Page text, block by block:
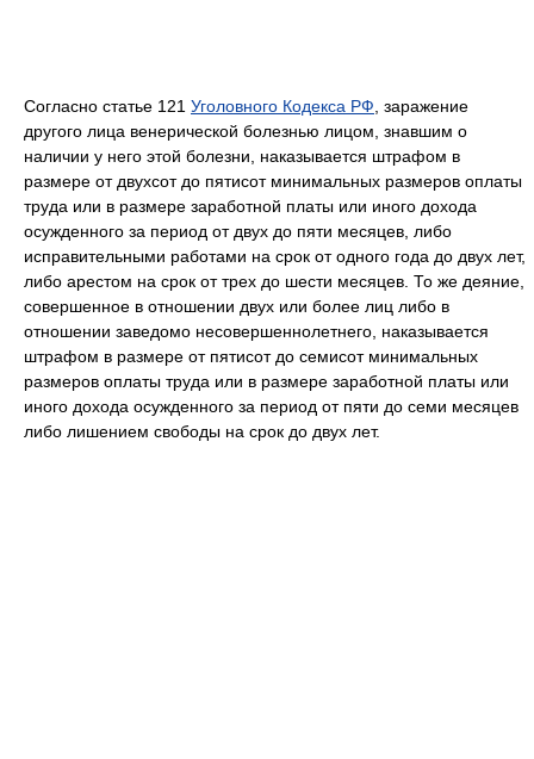
Согласно статье 121 Уголовного Кодекса РФ , заражение
другого лица венерической болезнью лицом, знавшим о
наличии у него этой болезни, наказывается штрафом в
размере от двухсот до пятисот минимальных размеров оплаты
труда или в размере заработной платы или иного дохода
осужденного за период от двух до пяти месяцев, либо
исправительными работами на срок от одного года до двух лет,
либо арестом на срок от трех до шести месяцев. То же деяние,
совершенное в отношении двух или более лиц либо в
отношении заведомо несовершеннолетнего, наказывается
штрафом в размере от пятисот до семисот минимальных
размеров оплаты труда или в размере заработной платы или
иного дохода осужденного за период от пяти до семи месяцев
либо лишением свободы на срок до двух лет.